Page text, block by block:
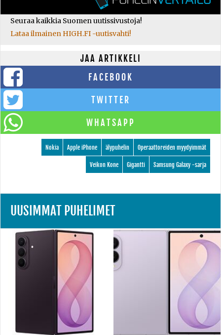
Seuraa kaikkia Suomen uutissivustoja!
Lataa ilmainen HIGH.FI -uutisvahti!
JAA ARTIKKELI
FACEBOOK
TWITTER
WHATSAPP
Operaattoreiden myydyimmät
älypuhelin
Apple iPhone
Nokia
Samsung Galaxy -sarja
Gigantti
Veikon Kone
UUSIMMAT PUHELIMET